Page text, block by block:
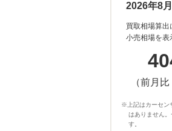
2026年8
買取相場算
小売相場を表
（前月比
※上記はカーセン
はありません
す。